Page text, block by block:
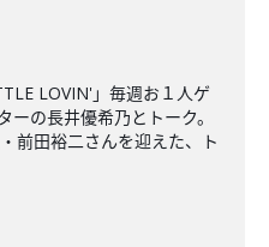
LOVIN'」毎週お１人ゲ
の長井優希乃とトーク。
前田裕二さんを迎えた、ト